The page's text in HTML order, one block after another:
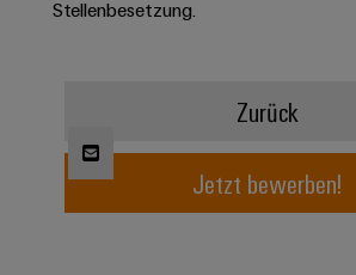
Wasserstoff
Windenergie
Effizienter
Assemblierungsservice
Stellenbesetzung.
Zurück
Jetzt bewerben!